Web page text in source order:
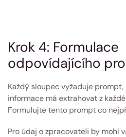
Krok 4: Formulace
odpovídajícího
Každý sloupec vyžaduje
informace má extrahovat z
Formulujte tento prompt co
Pro údaj o zpracovateli by mohl